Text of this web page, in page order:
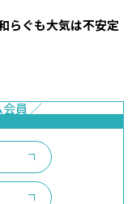
さ少し和らぐも大気は不安定